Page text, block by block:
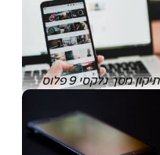
תיקון מסך גלקסי 9 פלוס